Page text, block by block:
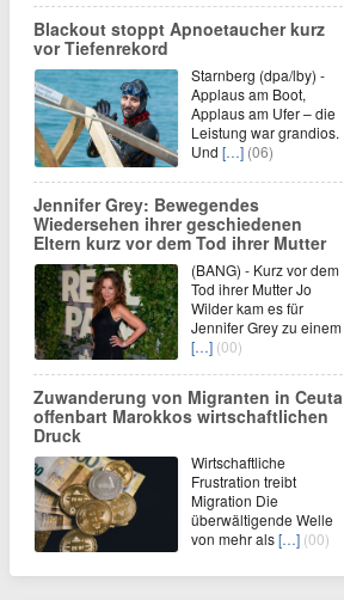
Blackout stoppt Apnoetaucher kurz
vor Tiefenrekord
Starnberg (dpa/lby) -
Applaus am Boot,
Applaus am Ufer – die
Leistung war grandios.
Und […] (06)
Jennifer Grey: Bewegendes
Wiedersehen ihrer geschiedenen
Eltern kurz vor dem Tod ihrer Mutter
(BANG) - Kurz vor dem
Tod ihrer Mutter Jo
Wilder kam es für
Jennifer Grey zu einem
[…] (00)
Zuwanderung von Migranten in Ceuta
offenbart Marokkos wirtschaftlichen
Druck
Wirtschaftliche
Frustration treibt
Migration Die
überwältigende Welle
von mehr als[…] (00)